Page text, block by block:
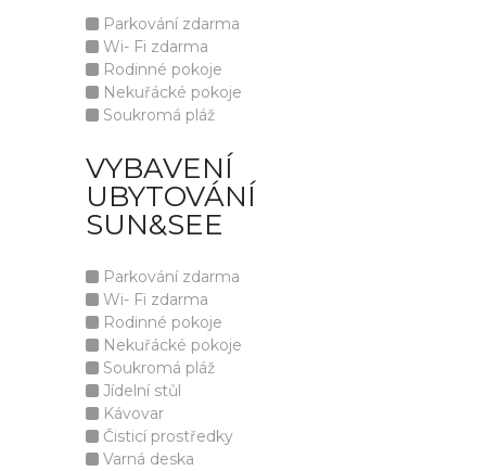
Parkování zdarma
Wi- Fi zdarma
Rodinné pokoje
Nekuřácké pokoje
Soukromá pláž
VYBAVENÍ
UBYTOVÁNÍ
SUN&SEE
Parkování zdarma
Wi- Fi zdarma
Rodinné pokoje
Nekuřácké pokoje
Soukromá pláž
Jídelní stůl
Kávovar
Čisticí prostředky
Varná deska